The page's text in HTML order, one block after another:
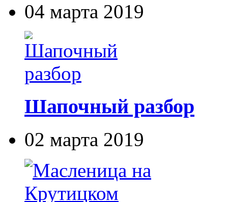
04 марта 2019
Шапочный разбор
02 марта 2019